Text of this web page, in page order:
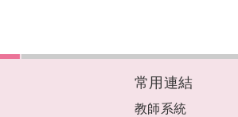
常用連結
教師系統